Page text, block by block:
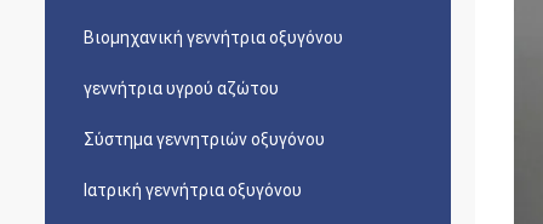
Βιομηχανική γεννήτρια οξυγόνου
γεννήτρια υγρού αζώτου
Σύστημα γεννητριών οξυγόνου
Ιατρική γεννήτρια οξυγόνου